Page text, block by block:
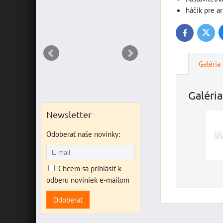
háčik pre
Facebook
Galéria
Galéria
Newsletter
Odoberať naše novinky:
Chcem sa prihlásiť k
odberu noviniek e-mailom
Odoberať